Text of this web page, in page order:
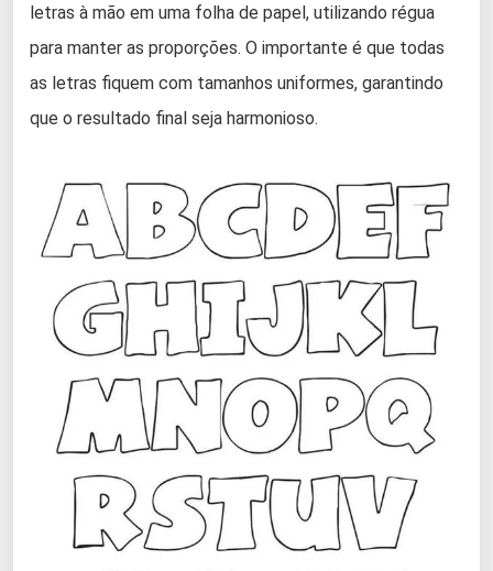
letras à mão em uma folha de papel, utilizando régua
para manter as proporções. O importante é que todas
as letras fiquem com tamanhos uniformes, garantindo
que o resultado final seja harmonioso.